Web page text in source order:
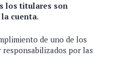
los titulares son
cuenta.
de uno de los
por las